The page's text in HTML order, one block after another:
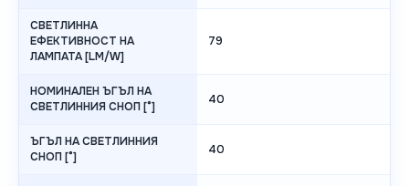
СВЕТЛИННА
ЕФЕКТИВНОСТ НА
ЛАМПАТА [LM/W]
79
НОМИНАЛЕН ЪГЪЛ НА
СВЕТЛИННИЯ СНОП [°]
40
ЪГЪЛ НА СВЕТЛИННИЯ
СНОП [°]
40